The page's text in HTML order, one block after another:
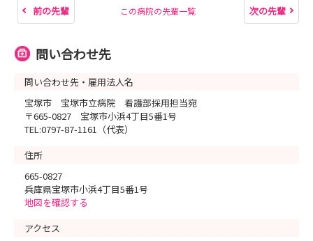
前の先輩 この病院の先輩一覧 次の先輩
問い合わせ先
問い合わせ先・雇用法人名
宝塚市 宝塚市立病院 看護部採用担当宛
〒665-0827 宝塚市小浜4丁目5番1号
TEL:0797-87-1161（代表）
住所
665-0827
兵庫県宝塚市小浜4丁目5番1号
地図を確認する
アクセス